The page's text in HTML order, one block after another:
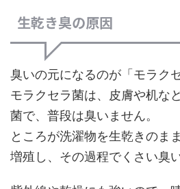
生乾き臭の原因
臭いの元になるのが「モラク
モラクセラ菌は、皮膚や机な
菌で、普段は臭いません。
ところが洗濯物を生乾きのま
増殖し、その過程でくさい臭